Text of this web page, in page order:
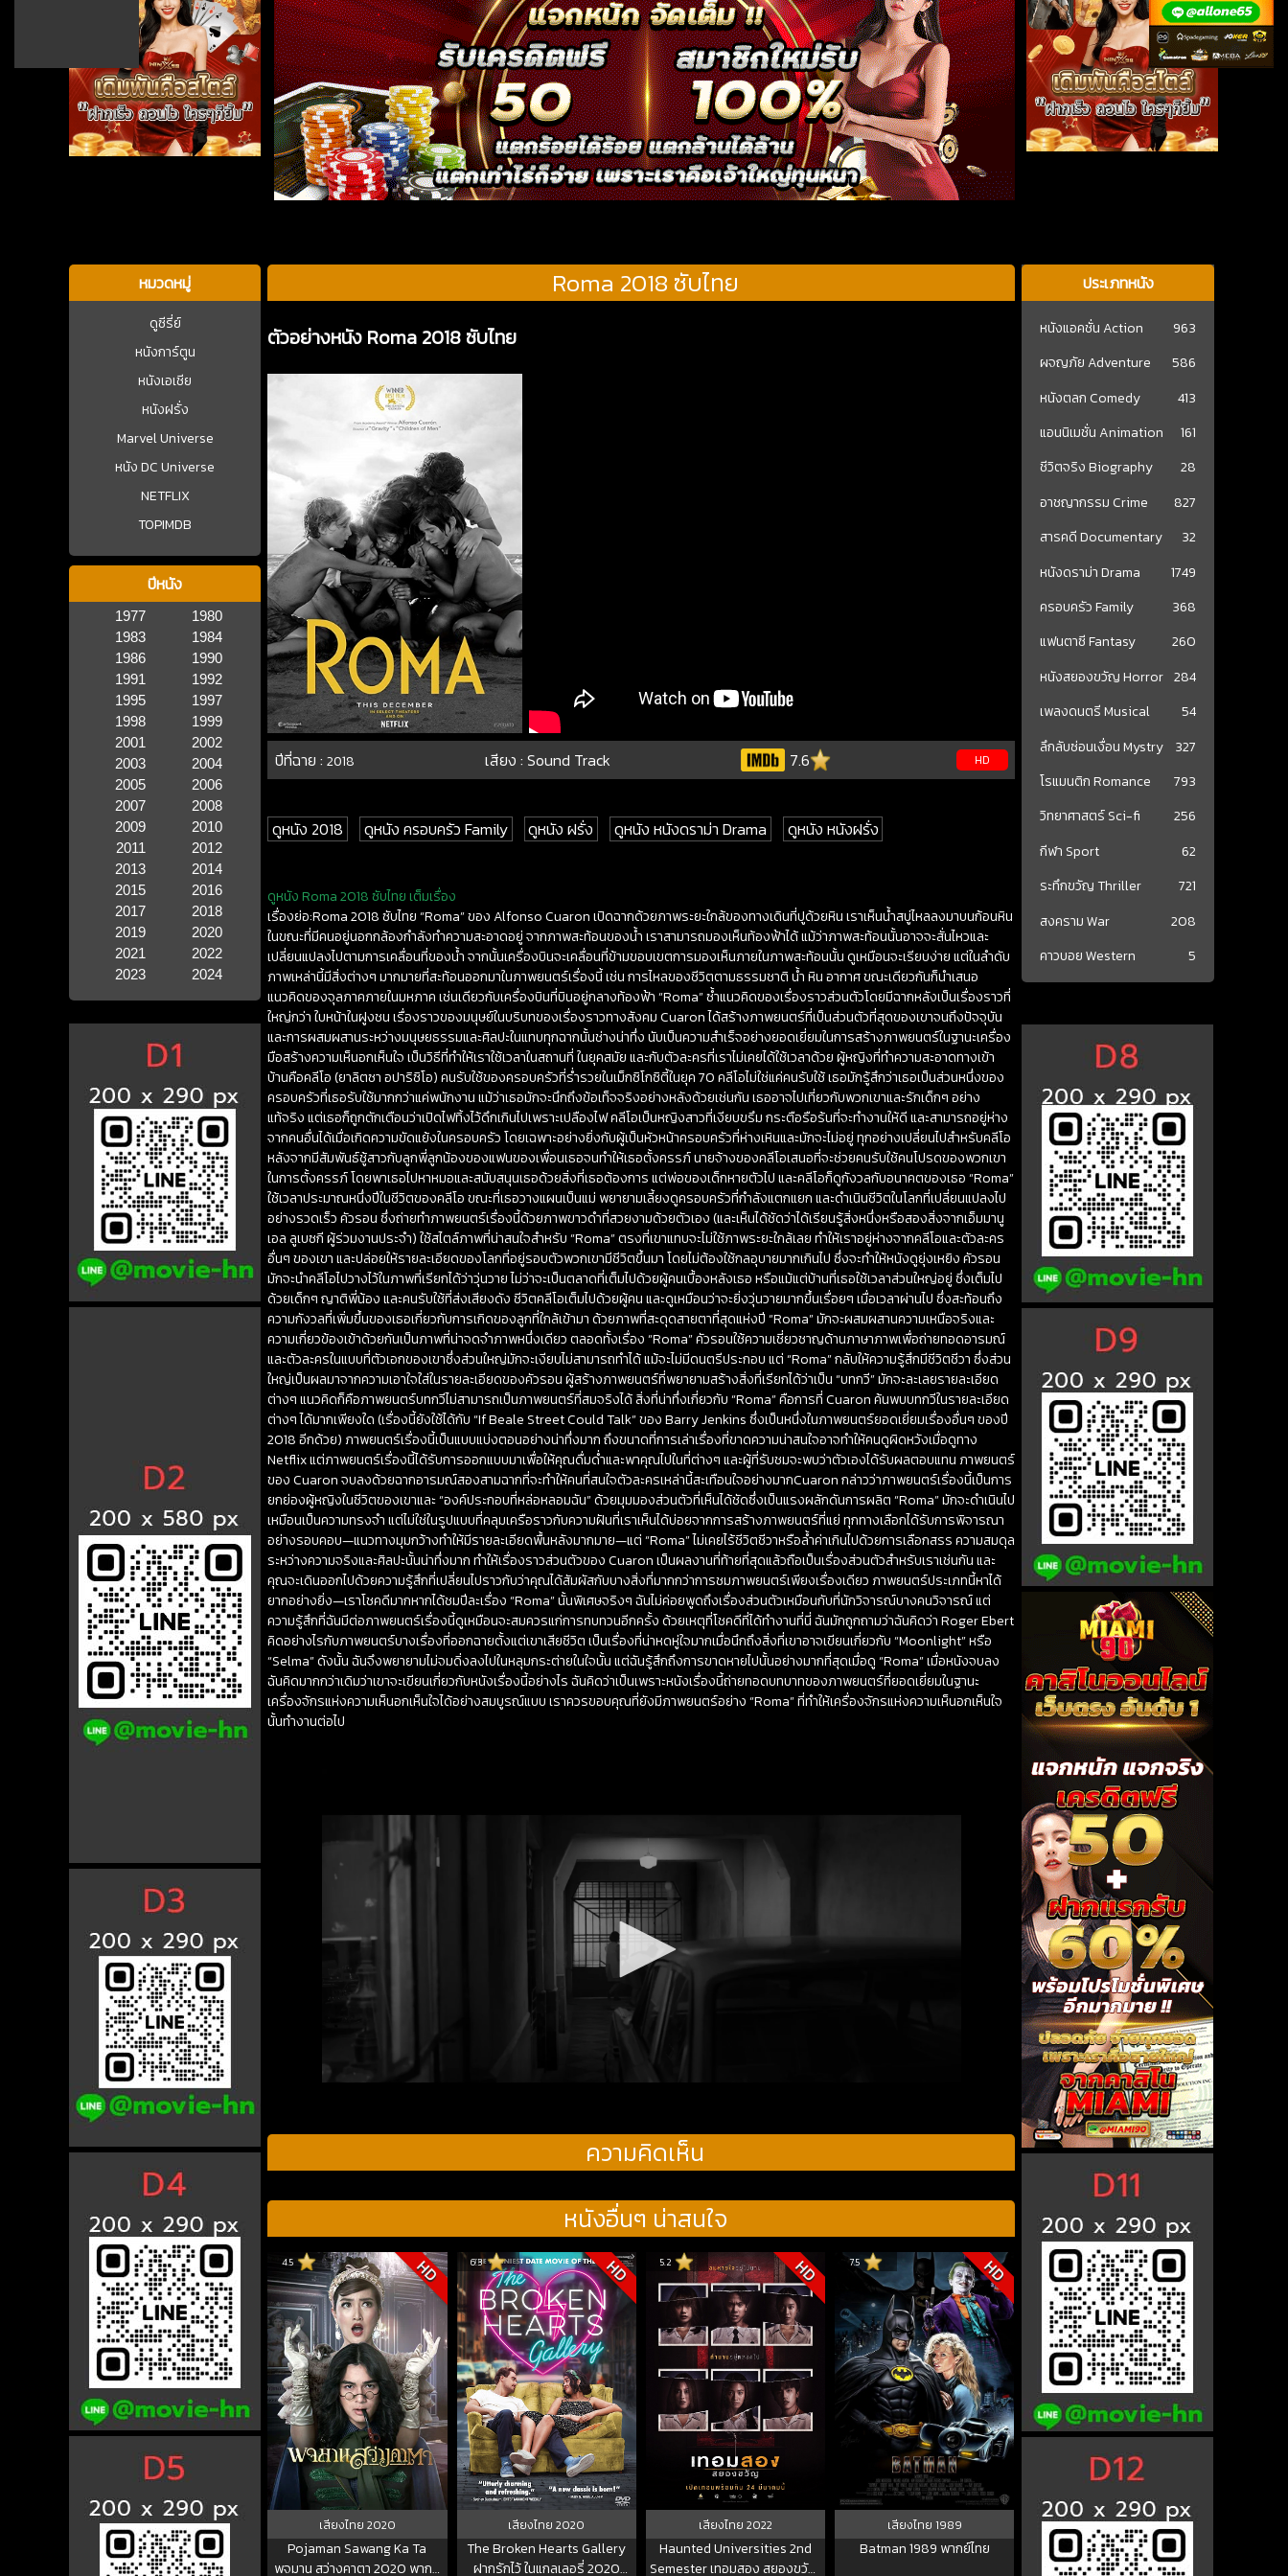
หมวดหมู่
ดูซีรี่ย์
หนังการ์ตูน
หนังเอเชีย
หนังฝรั่ง
Marvel Universe
หนัง DC Universe
NETFLIX
TOPIMDB
ปีหนัง
1977
1980
1983
1984
1986
1990
1991
1992
1995
1997
1998
1999
2001
2002
2003
2004
2005
2006
2007
2008
2009
2010
2011
2012
2013
2014
2015
2016
2017
2018
2019
2020
2021
2022
2023
2024
Roma 2018 ซับไทย
ตัวอย่างหนัง Roma 2018 ซับไทย
ปีที่ฉาย :2018 เสียง : Sound Track 7.6 HD
ดูหนัง 2018 ดูหนัง ครอบครัว Family ดูหนัง ฝรั่ง ดูหนัง หนังดราม่า Drama ดูหนัง หนังฝรั่ง
ดูหนัง Roma 2018 ซับไทย เต็มเรื่อง
เรื่องย่อ:Roma 2018 ซับไทย “Roma” ของ Alfonso Cuaron เปิดฉากด้วยภาพระยะใกล้ของทางเดินที่ปูด้วยหิน เราเห็นน้ำสบู่ไหลลงมาบนก้อนหิน
ในขณะที่มีคนอยู่นอกกล้องกำลังทำความสะอาดอยู่ จากภาพสะท้อนของน้ำ เราสามารถมองเห็นท้องฟ้าได้ แม้ว่าภาพสะท้อนนั้นอาจจะสั่นไหวและ
เปลี่ยนแปลงไปตามการเคลื่อนที่ของน้ำ จากนั้นเครื่องบินจะเคลื่อนที่ข้ามขอบเขตการมองเห็นภายในภาพสะท้อนนั้น ดูเหมือนจะเรียบง่าย แต่ในลำดับ
ภาพเหล่านี้มีสิ่งต่างๆ มากมายที่สะท้อนออกมาในภาพยนตร์เรื่องนี้ เช่น การไหลของชีวิตตามธรรมชาติ น้ำ หิน อากาศ ขณะเดียวกันก็นำเสนอ
แนวคิดของจุลภาคภายในมหภาค เช่นเดียวกับเครื่องบินที่บินอยู่กลางท้องฟ้า “Roma” ซ้ำแนวคิดของเรื่องราวส่วนตัวโดยมีฉากหลังเป็นเรื่องราวที่
ใหญ่กว่า ใบหน้าในฝูงชน เรื่องราวของมนุษย์ในบริบทของเรื่องราวทางสังคม Cuaron ได้สร้างภาพยนตร์ที่เป็นส่วนตัวที่สุดของเขาจนถึงปัจจุบัน
และการผสมผสานระหว่างมนุษยธรรมและศิลปะในแทบทุกฉากนั้นช่างน่าทึ่ง นับเป็นความสำเร็จอย่างยอดเยี่ยมในการสร้างภาพยนตร์ในฐานะเครื่อง
มือสร้างความเห็นอกเห็นใจ เป็นวิธีที่ทำให้เราใช้เวลาในสถานที่ ในยุคสมัย และกับตัวละครที่เราไม่เคยได้ใช้เวลาด้วย ผู้หญิงที่ทำความสะอาดทางเข้า
บ้านคือคลีโอ (ยาลิตซา อปาริซิโอ) คนรับใช้ของครอบครัวที่ร่ำรวยในเม็กซิโกซิตี้ในยุค 70 คลีโอไม่ใช่แค่คนรับใช้ เธอมักรู้สึกว่าเธอเป็นส่วนหนึ่งของ
ครอบครัวที่เธอรับใช้มากกว่าแค่พนักงาน แม้ว่าเธอมักจะนึกถึงข้อเท็จจริงอย่างหลังด้วยเช่นกัน เธออาจไปเที่ยวกับพวกเขาและรักเด็กๆ อย่าง
แท้จริง แต่เธอก็ถูกตักเตือนว่าเปิดไฟทิ้งไว้ดึกเกินไปเพราะเปลืองไฟ คลีโอเป็นหญิงสาวที่เงียบขรึม กระตือรือร้นที่จะทำงานให้ดี และสามารถอยู่ห่าง
จากคนอื่นได้เมื่อเกิดความขัดแย้งในครอบครัว โดยเฉพาะอย่างยิ่งกับผู้เป็นหัวหน้าครอบครัวที่ห่างเหินและมักจะไม่อยู่ ทุกอย่างเปลี่ยนไปสำหรับคลีโอ
หลังจากมีสัมพันธ์ชู้สาวกับลูกพี่ลูกน้องของแฟนของเพื่อนเธอจนทำให้เธอตั้งครรภ์ นายจ้างของคลีโอเสนอที่จะช่วยคนรับใช้คนโปรดของพวกเขา
ในการตั้งครรภ์ โดยพาเธอไปหาหมอและสนับสนุนเธอด้วยสิ่งที่เธอต้องการ แต่พ่อของเด็กหายตัวไป และคลีโอก็ดูกังวลกับอนาคตของเธอ “Roma”
ใช้เวลาประมาณหนึ่งปีในชีวิตของคลีโอ ขณะที่เธอวางแผนเป็นแม่ พยายามเลี้ยงดูครอบครัวที่กำลังแตกแยก และดำเนินชีวิตในโลกที่เปลี่ยนแปลงไป
อย่างรวดเร็ว คัวรอน ซึ่งถ่ายทำภาพยนตร์เรื่องนี้ด้วยภาพขาวดำที่สวยงามด้วยตัวเอง (และเห็นได้ชัดว่าได้เรียนรู้สิ่งหนึ่งหรือสองสิ่งจากเอ็มมานู
เอล ลูเบซกี ผู้ร่วมงานประจำ) ใช้สไตล์ภาพที่น่าสนใจสำหรับ “Roma” ตรงที่เขาแทบจะไม่ใช้ภาพระยะใกล้เลย ทำให้เราอยู่ห่างจากคลีโอและตัวละคร
อื่นๆ ของเขา และปล่อยให้รายละเอียดของโลกที่อยู่รอบตัวพวกเขามีชีวิตขึ้นมา โดยไม่ต้องใช้กลอุบายมากเกินไป ซึ่งจะทำให้หนังดูยุ่งเหยิง คัวรอน
มักจะนำคลีโอไปวางไว้ในภาพที่เรียกได้ว่าวุ่นวาย ไม่ว่าจะเป็นตลาดที่เต็มไปด้วยผู้คนเบื้องหลังเธอ หรือแม้แต่บ้านที่เธอใช้เวลาส่วนใหญ่อยู่ ซึ่งเต็มไป
ด้วยเด็กๆ ญาติพี่น้อง และคนรับใช้ที่ส่งเสียงดัง ชีวิตคลีโอเต็มไปด้วยผู้คน และดูเหมือนว่าจะยิ่งวุ่นวายมากขึ้นเรื่อยๆ เมื่อเวลาผ่านไป ซึ่งสะท้อนถึง
ความกังวลที่เพิ่มขึ้นของเธอเกี่ยวกับการเกิดของลูกที่ใกล้เข้ามา ด้วยภาพที่สะดุดสายตาที่สุดแห่งปี “Roma” มักจะผสมผสานความเหนือจริงและ
ความเกี่ยวข้องเข้าด้วยกันเป็นภาพที่น่าจดจำภาพหนึ่งเดียว ตลอดทั้งเรื่อง “Roma” คัวรอนใช้ความเชี่ยวชาญด้านภาษาภาพเพื่อถ่ายทอดอารมณ์
และตัวละครในแบบที่ตัวเอกของเขาซึ่งส่วนใหญ่มักจะเงียบไม่สามารถทำได้ แม้จะไม่มีดนตรีประกอบ แต่ “Roma” กลับให้ความรู้สึกมีชีวิตชีวา ซึ่งส่วน
ใหญ่เป็นผลมาจากความเอาใจใส่ในรายละเอียดของคัวรอน ผู้สร้างภาพยนตร์ที่พยายามสร้างสิ่งที่เรียกได้ว่าเป็น “บทกวี” มักจะละเลยรายละเอียด
ต่างๆ แนวคิดก็คือภาพยนตร์บทกวีไม่สามารถเป็นภาพยนตร์ที่สมจริงได้ สิ่งที่น่าทึ่งเกี่ยวกับ “Roma” คือการที่ Cuaron ค้นพบบทกวีในรายละเอียด
ต่างๆ ได้มากเพียงใด (เรื่องนี้ยังใช้ได้กับ “If Beale Street Could Talk” ของ Barry Jenkins ซึ่งเป็นหนึ่งในภาพยนตร์ยอดเยี่ยมเรื่องอื่นๆ ของปี
2018 อีกด้วย) ภาพยนตร์เรื่องนี้เป็นแบบแบ่งตอนอย่างน่าทึ่งมาก ถึงขนาดที่การเล่าเรื่องที่ขาดความน่าสนใจอาจทำให้คนดูผิดหวังเมื่อดูทาง
Netflix แต่ภาพยนตร์เรื่องนี้ได้รับการออกแบบมาเพื่อให้คุณดื่มด่ำและพาคุณไปในที่ต่างๆ และผู้ที่รับชมจะพบว่าตัวเองได้รับผลตอบแทน ภาพยนตร์
ของ Cuaron จบลงด้วยฉากอารมณ์สองสามฉากที่จะทำให้คนที่สนใจตัวละครเหล่านี้สะเทือนใจอย่างมากCuaron กล่าวว่าภาพยนตร์เรื่องนี้เป็นการ
ยกย่องผู้หญิงในชีวิตของเขาและ “องค์ประกอบที่หล่อหลอมฉัน” ด้วยมุมมองส่วนตัวที่เห็นได้ชัดซึ่งเป็นแรงผลักดันการผลิต “Roma” มักจะดำเนินไป
เหมือนเป็นความทรงจำ แต่ไม่ใช่ในรูปแบบที่คลุมเครือราวกับความฝันที่เราเห็นได้บ่อยจากการสร้างภาพยนตร์ที่แย่ ทุกทางเลือกได้รับการพิจารณา
อย่างรอบคอบ—แนวทางมุมกว้างทำให้มีรายละเอียดพื้นหลังมากมาย—แต่ “Roma” ไม่เคยไร้ชีวิตชีวาหรือล้ำค่าเกินไปด้วยการเลือกสรร ความสมดุล
ระหว่างความจริงและศิลปะนั้นน่าทึ่งมาก ทำให้เรื่องราวส่วนตัวของ Cuaron เป็นผลงานที่ท้ายที่สุดแล้วถือเป็นเรื่องส่วนตัวสำหรับเราเช่นกัน และ
คุณจะเดินออกไปด้วยความรู้สึกที่เปลี่ยนไปราวกับว่าคุณได้สัมผัสกับบางสิ่งที่มากกว่าการชมภาพยนตร์เพียงเรื่องเดียว ภาพยนตร์ประเภทนี้หาได้
ยากอย่างยิ่ง—เราโชคดีมากหากได้ชมปีละเรื่อง “Roma” นั้นพิเศษจริงๆ ฉันไม่ค่อยพูดถึงเรื่องส่วนตัวเหมือนกับที่นักวิจารณ์บางคนวิจารณ์ แต่
ความรู้สึกที่ฉันมีต่อภาพยนตร์เรื่องนี้ดูเหมือนจะสมควรแก่การทบทวนอีกครั้ง ด้วยเหตุที่โชคดีที่ได้ทำงานที่นี่ ฉันมักถูกถามว่าฉันคิดว่า Roger Ebert
คิดอย่างไรกับภาพยนตร์บางเรื่องที่ออกฉายตั้งแต่เขาเสียชีวิต เป็นเรื่องที่น่าหดหู่ใจมากเมื่อนึกถึงสิ่งที่เขาอาจเขียนเกี่ยวกับ “Moonlight” หรือ
“Selma” ดังนั้น ฉันจึงพยายามไม่จมดิ่งลงไปในหลุมกระต่ายในใจนั้น แต่ฉันรู้สึกถึงการขาดหายไปนั้นอย่างมากที่สุดเมื่อดู “Roma” เมื่อหนังจบลง
ฉันคิดมากกว่าเดิมว่าเขาจะเขียนเกี่ยวกับหนังเรื่องนี้อย่างไร ฉันคิดว่าเป็นเพราะหนังเรื่องนี้ถ่ายทอดบทบาทของภาพยนตร์ที่ยอดเยี่ยมในฐานะ
เครื่องจักรแห่งความเห็นอกเห็นใจได้อย่างสมบูรณ์แบบ เราควรขอบคุณที่ยังมีภาพยนตร์อย่าง “Roma” ที่ทำให้เครื่องจักรแห่งความเห็นอกเห็นใจ
นั้นทำงานต่อไป
ความคิดเห็น
หนังอื่นๆ น่าสนใจ
4.5 HD
เสียงไทย 2020
Pojaman Sawang Ka Ta
พจมาน สว่างคาตา 2020 พากย์
6.3 HD
เสียงไทย2020
The Broken Hearts Gallery
ฝากรักไว้ ในแกลเลอรี่ 2020
5.2 HD
เสียงไทย 2022
Haunted Universities 2nd
Semester เทอมสอง สยองขวัญ
7.5 HD
เสียงไทย 1989
Batman 1989 พากย์ไทย
ประเภทหนัง
หนังแอคชั่น Action
963
ผจญภัย Adventure
586
หนังตลก Comedy
413
แอนนิเมชั่น Animation
161
ชีวิตจริง Biography
28
อาชญากรรม Crime
827
สารคดี Documentary
32
หนังดราม่า Drama
1749
ครอบครัว Family
368
แฟนตาซี Fantasy
260
หนังสยองขวัญ Horror 284
เพลงดนตรี Musical
54
ลึกลับซ่อนเงื่อน Mystry
327
โรแมนติก Romance
793
วิทยาศาสตร์ Sci-fi
256
กีฬา Sport
62
ระทึกขวัญ Thriller
721
สงคราม War
208
คาวบอย Western
5